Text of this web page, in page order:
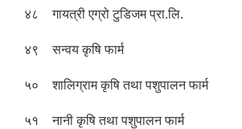
४८ गायत्री एग्रो टुडिजम प्रा.लि.
४९ सन्वय कृषि फार्म
५० शालिग्राम कृषि तथा पशुपालन फार्म
५१ नानी कृषि तथा पशुपालन फार्म